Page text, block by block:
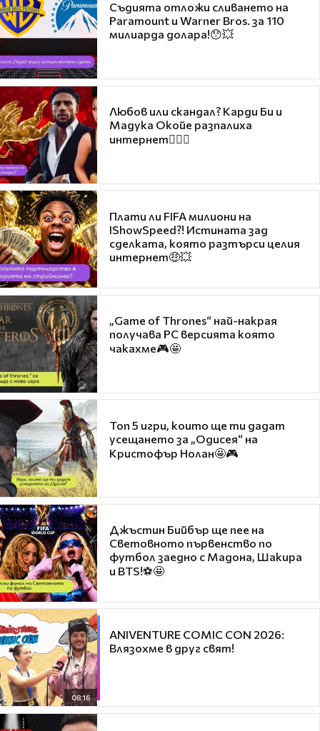
Съдията отложи сливането на
Paramount и Warner Bros. за 110
милиарда долара!😯💥
Любов или скандал? Карди Би и
Мадука Окойе разпалиха
интернет❤️‍🔥🔥
Плати ли FIFA милиони на
IShowSpeed?! Истината зад
сделката, която разтърси целия
интернет🤑💥
„Game of Thrones“ най-накрая
получава PC версията която
чакахме🎮🤩
Топ 5 игри, които ще ти дадат
усещането за „Одисея“ на
Кристофър Нолан🤩🎮
Джъстин Бийбър ще пее на
Световното първенство по
футбол заедно с Мадона, Шакира
и BTS!⚽🤩
08:16
ANIVENTURE COMIC CON 2026:
Влязохме в друг свят!